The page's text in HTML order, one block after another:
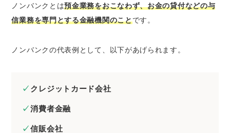
ノンバンクとは預金業務をおこなわず、お金の貸付などの与
信業務を専門とする金融機関のことです。
ノンバンクの代表例として、以下があげられます。
クレジットカード会社
消費者金融
信販会社